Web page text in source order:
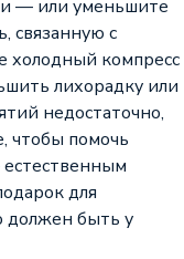
— или уменьшите
связанную с
холодный компресс
лихорадку или
недостаточно,
чтобы помочь
для
должен быть у